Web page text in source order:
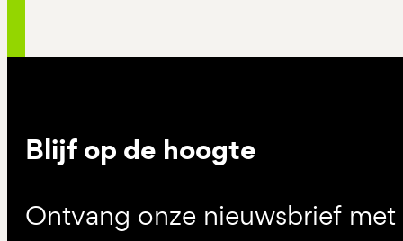
Blijf op de hoogte
Ontvang onze nieuwsbrief